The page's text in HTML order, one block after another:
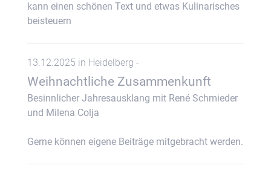
kann einen schönen Text und etwas Kulinarisches
beisteuern
13.12.2025 in Heidelberg -
Weihnachtliche Zusammenkunft
Besinnlicher Jahresausklang mit René Schmieder
und Milena Colja
Gerne können eigene Beiträge mitgebracht werden.